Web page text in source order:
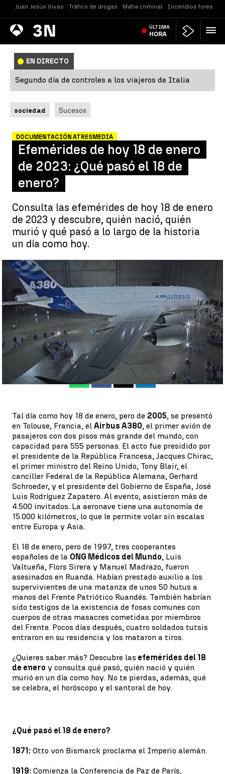
Juan Jesús Vivas Tráfico de drogas Mafia criminal Incendios
Antena
3 Noticias ÚLTIMA
HORA
EN DIRECTO
Segundo día de controles a los viajeros de Italia
sociedad Sucesos
DOCUMENTACIÓN ATRESMEDIA
Efemérides de hoy 18 de enero
de 2023: ¿Qué pasó el 18 de
enero?
Consulta las efemérides de hoy 18 de enero
de 2023 y descubre, quién nació, quién
murió y qué pasó a lo largo de la historia
un día como hoy.
Efemérides de hoy 18 de enero de 2023: Presentación del Airbus
Documentación Atresmedia
Publicado:18 de enero de 2023, 06:05
WhatsappFacebook
X Linkedin
Tal día como hoy 18 de enero, pero de 2005, se presentó
en Tolouse, Francia, el Airbus A380, el primer avión de
pasajeros con dos pisos más grande del mundo, con
capacidad para 555 personas. El acto fue presidido por
el presidente de la República Francesa, Jacques Chirac,
el primer ministro del Reino Unido, Tony Blair, el
canciller Federal de la República Alemana, Gerhard
Schroeder, y el presidente del Gobierno de España, José
Luis Rodríguez Zapatero. Al evento, asistieron más de
4.500 invitados. La aeronave tiene una autonomía de
15.000 kilómetros, lo que le permite volar sin escalas
entre Europa y Asia.
El 18 de enero, pero de 1997, tres cooperantes
españoles de la ONG Médicos del Mundo, Luis
Valtueña, Flors Sirera y Manuel Madrazo, fueron
asesinados en Ruanda. Habían prestado auxilio a los
supervivientes de una matanza de unos 50 hutus a
manos del Frente Patriótico Ruandés. También habrían
sido testigos de la existencia de fosas comunes con
cuerpos de otras masacres cometidas por miembros
del Frente. Pocos días después, cuatro soldados tutsis
entraron en su residencia y los mataron a tiros.
¿Quieres saber más? Descubre las efemérides del 18
de enero y consulta qué pasó, quién nació y quién
murió en un día como hoy. No te pierdas, además, qué
se celebra, el horóscopo y el santoral de hoy.
¿Qué pasó el 18 de enero?
1871: Otto von Bismarck proclama el Imperio alemán.
1919: Comienza la Conferencia de Paz de París,